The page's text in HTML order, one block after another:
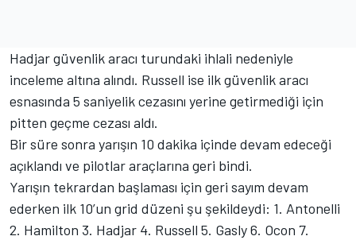
Hadjar güvenlik aracı turundaki ihlali nedeniyle
inceleme altına alındı. Russell ise ilk güvenlik aracı
esnasında 5 saniyelik cezasını yerine getirmediği için
pitten geçme cezası aldı.
Bir süre sonra yarışın 10 dakika içinde devam edeceği
açıklandı ve pilotlar araçlarına geri bindi.
Yarışın tekrardan başlaması için geri sayım devam
ederken ilk 10’un grid düzeni şu şekildeydi: 1. Antonelli
2. Hamilton 3. Hadjar 4. Russell 5. Gasly 6. Ocon 7.